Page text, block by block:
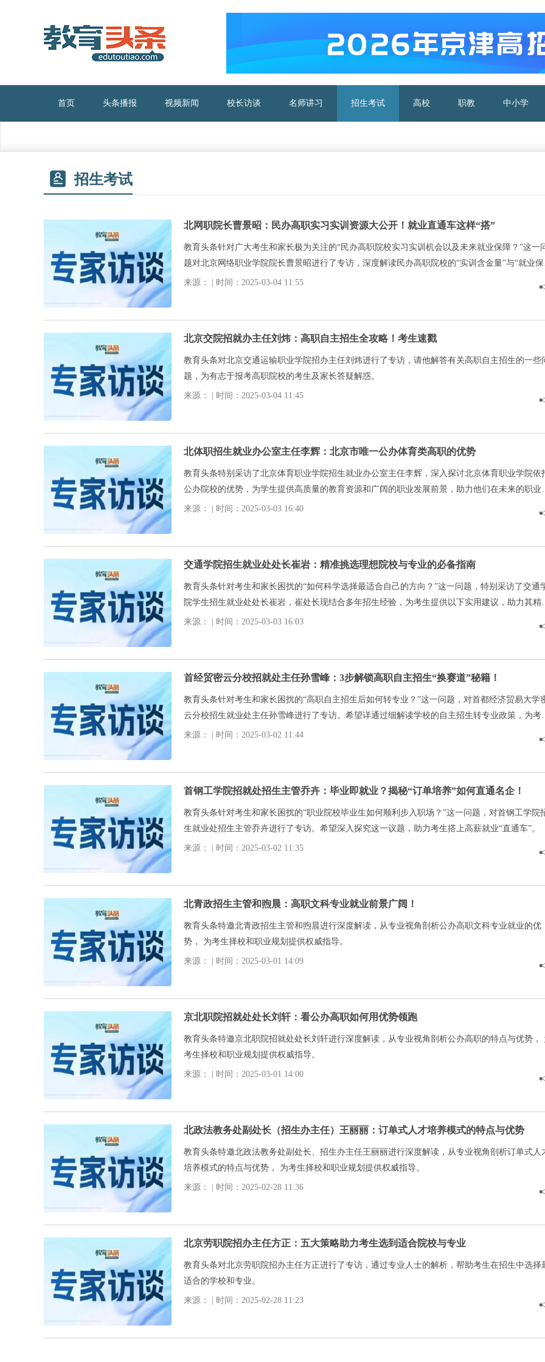
首页 头条播报 视频新闻 校长访谈 名师讲习 招生考试 高校 职教 中小学
招生考试
北网职院长曹景昭：民办高职实习实训资源大公开！就业直通车这样“搭”
教育头条针对广大考生和家长极为关注的“民办高职院校实习实训机会以及未来就业保障？”这一
题对北京网络职业学院院长曹景昭进行了专访，深度解读民办高职院校的“实训含金量”与“就业
力”
来源： | 时间：2025-03-04 11:55
北京交院招就办主任刘炜：高职自主招生全攻略！考生速戳
教育头条对北京交通运输职业学院招办主任刘炜进行了专访，请他解答有关高职自主招生的一些
题，为有志于报考高职院校的考生及家长答疑解惑。
来源： | 时间：2025-03-04 11:45
北体职招生就业办公室主任李辉：北京市唯一公办体育类高职的优势
教育头条特别采访了北京体育职业学院招生就业办公室主任李辉，深入探讨北京体育职业学院依
公办院校的优势，为学生提供高质量的教育资源和广阔的职业发展前景，助力他们在未来的职业
涯中脱颖而出。
来源： | 时间：2025-03-03 16:40
交通学院招生就业处处长崔岩：精准挑选理想院校与专业的必备指南
教育头条针对考生和家长困扰的“如何科学选择最适合自己的方向？”这一问题，特别采访了交通
院学生招生就业处处长崔岩，崔处长现结合多年招生经验，为考生提供以下实用建议，助力其精
定位院校与专业。
来源： | 时间：2025-03-03 16:03
首经贸密云分校招就处主任孙雪峰：3步解锁高职自主招生“换赛道”秘籍！
教育头条针对考生和家长困扰的“高职自主招生后如何转专业？”这一问题，对首都经济贸易大学
云分校招生就业处主任孙雪峰进行了专访。希望详通过细解读学校的自主招生转专业政策，为考
及家长提供实用的建议和指导。
来源： | 时间：2025-03-02 11:44
首钢工学院招就处招生主管乔卉：毕业即就业？揭秘“订单培养”如何直通名企！
教育头条针对考生和家长困扰的“职业院校毕业生如何顺利步入职场？”这一问题，对首钢工学院
生就业处招生主管乔卉进行了专访。希望深入探究这一议题，助力考生搭上高薪就业“直通车”。
来源： | 时间：2025-03-02 11:35
北青政招生主管和煦晨：高职文科专业就业前景广阔！
教育头条特邀北青政招生主管和煦晨进行深度解读，从专业视角剖析公办高职文科专业就业的优
势， 为考生择校和职业规划提供权威指导。
来源： | 时间：2025-03-01 14:09
京北职院招就处处长刘轩：看公办高职如何用优势领跑
教育头条特邀京北职院招就处处长刘轩进行深度解读，从专业视角剖析公办高职的特点与优势，
考生择校和职业规划提供权威指导。
来源： | 时间：2025-03-01 14:00
北政法教务处副处长（招生办主任）王丽丽：订单式人才培养模式的特点与优势
教育头条特邀北政法教务处副处长、招生办主任王丽丽进行深度解读，从专业视角剖析订单式人
培养模式的特点与优势， 为考生择校和职业规划提供权威指导。
来源： | 时间：2025-02-28 11:36
北京劳职院招办主任方正：五大策略助力考生选到适合院校与专业
教育头条对北京劳职院招办主任方正进行了专访，通过专业人士的解析，帮助考生在招生中选择
适合的学校和专业。
来源： | 时间：2025-02-28 11:23